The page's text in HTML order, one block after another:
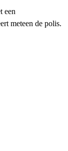
een
meteen de polis.